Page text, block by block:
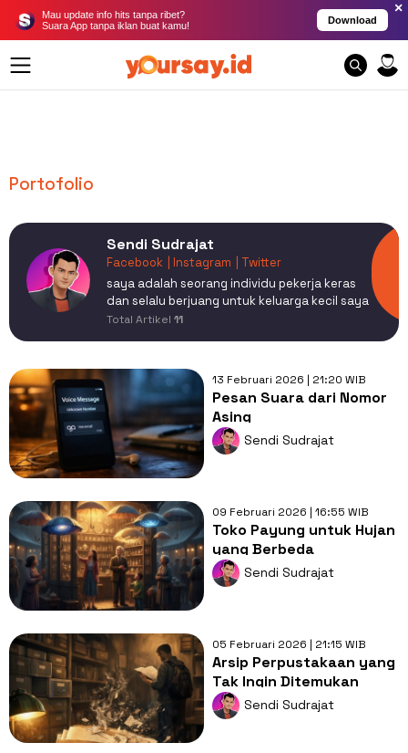
Mau update info hits tanpa ribet?
Suara App tanpa iklan buat kamu!
Download
×
Portofolio
Sendi Sudrajat
Facebook | Instagram
| Twitter
saya adalah seorang individu pekerja keras
dan selalu berjuang untuk keluarga kecil saya
Total Artikel 11
13 Februari 2026 | 21:20 WIB
Pesan Suara dari Nomor
Asing
Sendi Sudrajat
09 Februari 2026 | 16:55 WIB
Toko Payung untuk Hujan
yang Berbeda
Sendi Sudrajat
05 Februari 2026 | 21:15 WIB
Arsip Perpustakaan yang
Tak Ingin Ditemukan
Sendi Sudrajat